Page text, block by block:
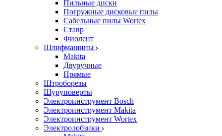
Пильные диски
Погружные дисковые пилы
Сабельные пилы Wortex
Ставр
Фиолент
Шлифмашины
Makita
Двуручные
Прямые
Штроборезы
Шуруповерты
Электроинструмент Bosch
Электроинструмент Makita
Электроинструмент Wortex
Электролобзики